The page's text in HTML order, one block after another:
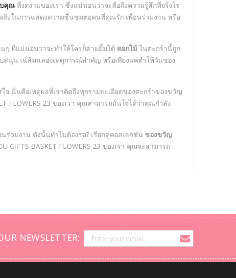
คุณ ที่งดงามของเรา ซึ่งแน่นอนว่าจะสื่อถึงความรู้สึกที่จริงใจ
ดถึงในการแสดงความชื่นชมต่อคนที่คุณรัก เพื่อนร่วมงาน หรือ
ที่แน่นอนว่าจะทำให้ใครก็ตามยิ้มได้ ดอกไม้ ในตะกร้านี้ถูก
นุน เฉลิมฉลองเหตุการณ์สำคัญ หรือเพียงแค่ทำให้วันของ
นั่นคือเหตุผลที่เราคิดถึงทุกรายละเอียดของตะกร้าของขวัญ
FLOWERS 23 ของเรา คุณสามารถมั่นใจได้ว่าคุณกำลัง
วมงาน ดังนั้นทำไมต้องรอ? เรียกดูคอลเลกชัน ของขวัญ
BASKET FLOWERS 23 ของเรา คุณจะสามารถ
NEWSLETTER: